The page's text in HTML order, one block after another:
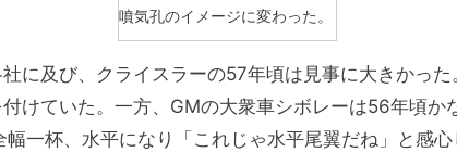
噴気孔のイメージに変わった。
に及び、クライスラーの57年頃は見事に大きかっ
けていた。一方、GMの大衆車シボレーは56年頃か
一杯、水平になり「これじゃ水平尾翼だね」と感心